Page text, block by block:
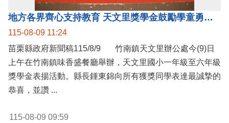
地方各界齊心支持教育 天文里獎學金鼓勵學童勇敢追夢
115-08-09 11:24
苗栗縣政府新聞稿115/8/9 竹南鎮天文里辦公處今(9)日
上午在竹南鎮味香盛餐廳舉辦，天文里國小一年級至六年級
獎學金表揚活動。縣長鍾東錦向所有獲獎同學表達最誠摯的
恭喜，並讚 ...
115-08-09 09:59